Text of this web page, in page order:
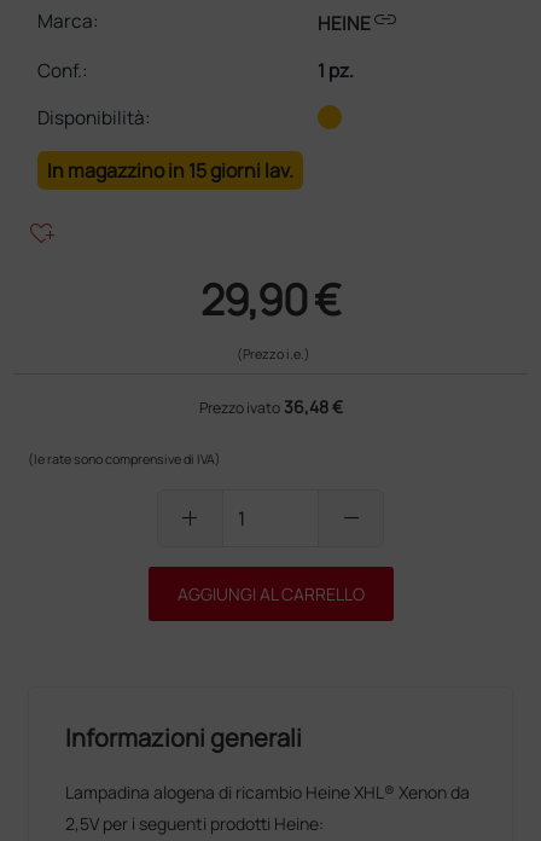
Marca:
HEINElink
Conf.:
1 pz.
Disponibilità:
In magazzino in 15 giorni lav.
heart_plus
29,90 €
(Prezzo i.e.)
Prezzo ivato 36,48 €
(le rate sono comprensive di IVA)
add remove
AGGIUNGI AL CARRELLO
Informazioni generali
Lampadina alogena di ricambio Heine XHL® Xenon da
2,5V per i seguenti prodotti Heine: